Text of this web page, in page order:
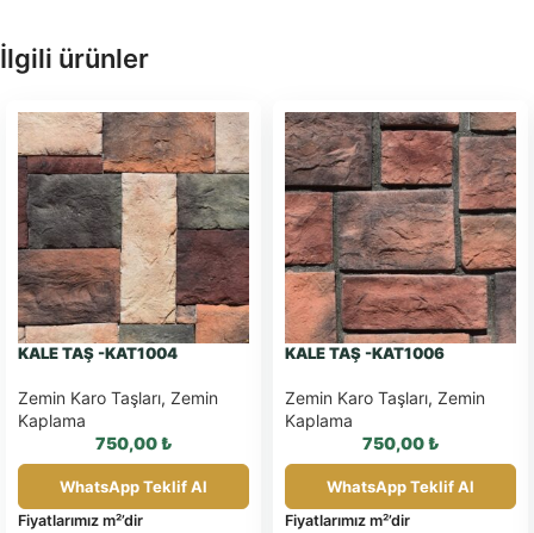
İlgili ürünler
KALE TAŞ -KAT1004
Zemin Karo Taşları, Zemin
Kaplama
750,00₺
WhatsApp Teklif Al
Fiyatlarımız m²’dir
KALE TAŞ -KAT1006
Zemin Karo Taşları, Zemin
Kaplama
750,00₺
WhatsApp Teklif Al
Fiyatlarımız m²’dir